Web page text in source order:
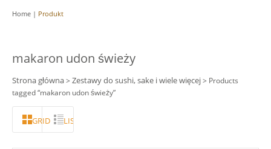
Home | Produkt
makaron udon świeży
Strona główna> Zestawy do sushi, sake i wiele więcej> Products
tagged “makaron udon świeży”
GRID LISTA